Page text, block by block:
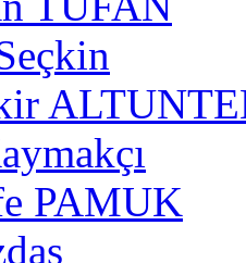
PAMUK